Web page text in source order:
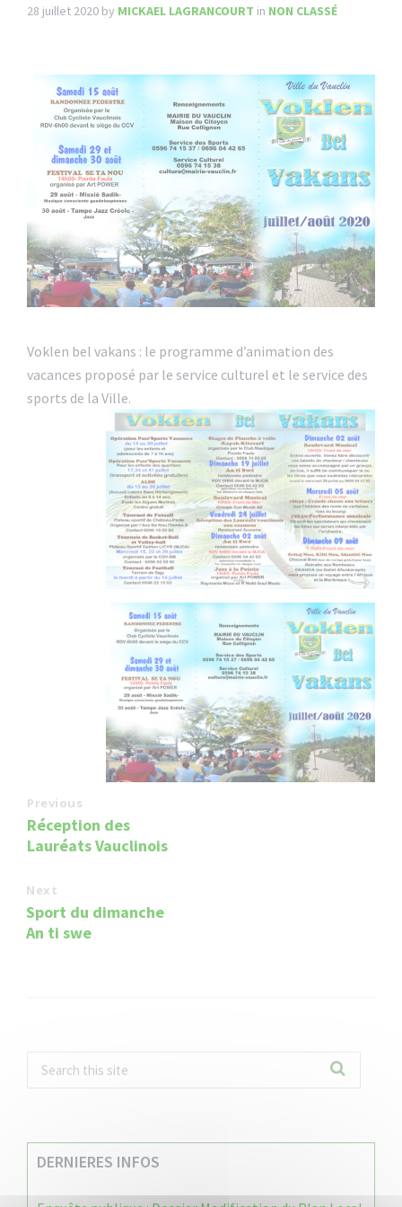
28 juillet 2020 by MICKAEL LAGRANCOURT in NON CLASSÉ
Voklen bel vakans : le programme d’animation des
vacances proposé par le service culturel et le service des
sports de la Ville.
Previous
Réception des
Lauréats Vauclinois
Next
Sport du dimanche
An ti swe
DERNIERES INFOS